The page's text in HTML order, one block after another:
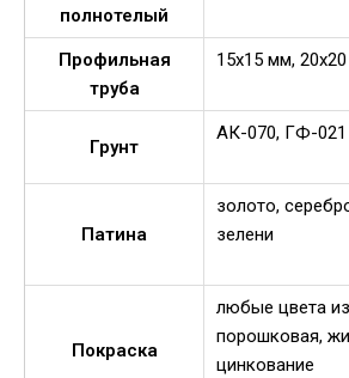
полнотелый
Профильная
труба
15х15 мм,
Грунт
АК-070, ГФ-021
Патина
золото,
зелени
Покраска
любые цвета
порошковая,
цинкование